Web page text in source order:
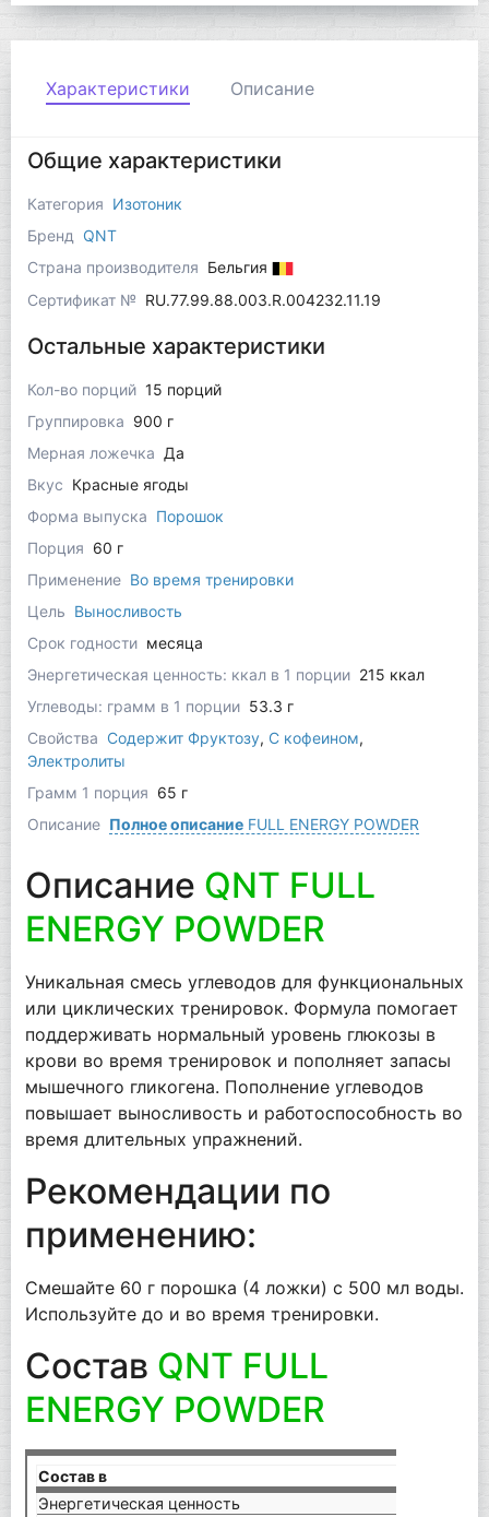
Характеристики Описание
Общие характеристики
Категория Изотоник
Бренд
QNT
Страна производителя Бельгия
Сертификат № RU.77.99.88.003.R.004232.11.19
Остальные характеристики
Кол-во порций 15 порций
Группировка 900 г
Мерная ложечка Да
Вкус Красные ягоды
Форма выпуска Порошок
Порция 60 г
Применение Во время тренировки
Цель Выносливость
Срок годности месяца
Энергетическая ценность: ккал в 1 порции 215 ккал
Углеводы: грамм в 1 порции 53.3 г
Свойства Содержит Фруктозу, С кофеином,
Электролиты
Грамм 1 порция 65 г
Описание Полное описаниеFULL ENERGY POWDER
Описание QNT FULL
ENERGY POWDER
Уникальная смесь углеводов для функциональных
или циклических тренировок. Формула помогает
поддерживать нормальный уровень глюкозы в
крови во время тренировок и пополняет запасы
мышечного гликогена. Пополнение углеводов
повышает выносливость и работоспособность во
время длительных упражнений.
Рекомендации по
применению:
Смешайте 60 г порошка (4 ложки) с 500 мл воды.
Используйте до и во время тренировки.
Состав QNT FULL
ENERGY POWDER
Состав в
Энергетическая ценность